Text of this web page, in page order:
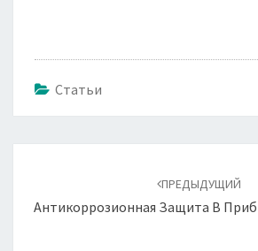
Статьи
записям
ПРЕДЫДУЩИЙ
Антикоррозионная Защита В